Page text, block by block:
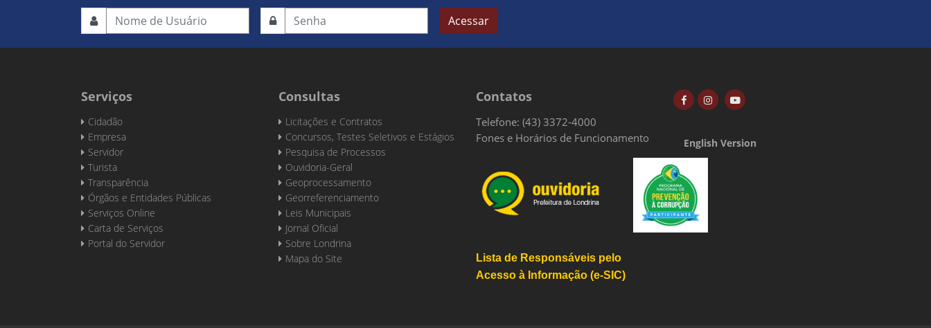
Acessar
Serviços
Cidadão
Empresa
Servidor
Turista
Transparência
Órgãos e Entidades Públicas
Serviços Online
Carta de Serviços
Portal do Servidor
Consultas
Licitações e Contratos
Concursos, Testes Seletivos e Estágios
Pesquisa de Processos
Ouvidoria-Geral
Geoprocessamento
Georreferenciamento
Leis Municipais
Jornal Oficial
Sobre Londrina
Mapa do Site
Contatos
Telefone: (43) 3372-4000
Fones e Horários de Funcionamento
Lista de Responsáveis pelo
Acesso à Informação (e-SIC)
English Version